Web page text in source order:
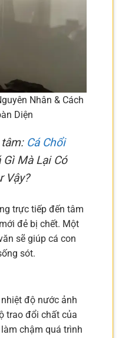
Nhân & Cách
Diện
Cá Chổi
Gì Mà Lại Có
Vậy?
trực tiếp đến tâm
đẻ bị chết. Một
sẽ giúp cá con
sót.
độ nước ảnh
trao đổi chất của
chậm quá trình